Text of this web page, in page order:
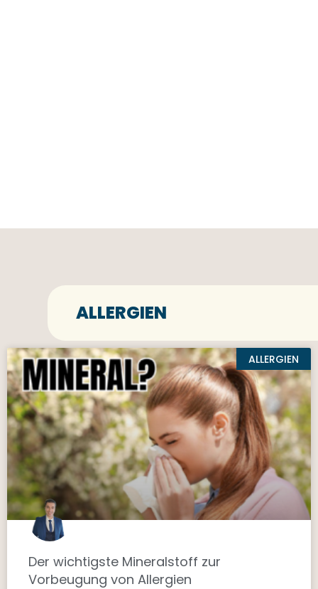
ALLERGIEN
ALLERGIEN
Der wichtigste Mineralstoff zur
Vorbeugung von Allergien